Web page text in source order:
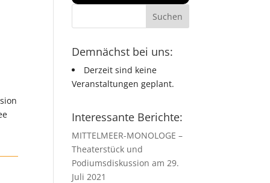
Demnächst bei uns:
Derzeit sind keine
Veranstaltungen geplant.
Interessante Berichte:
MITTELMEER-MONOLOGE –
Theaterstück und
Podiumsdiskussion am 29.
Juli 2021